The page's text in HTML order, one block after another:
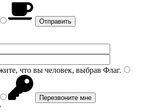
что вы человек, выбрав Флаг.